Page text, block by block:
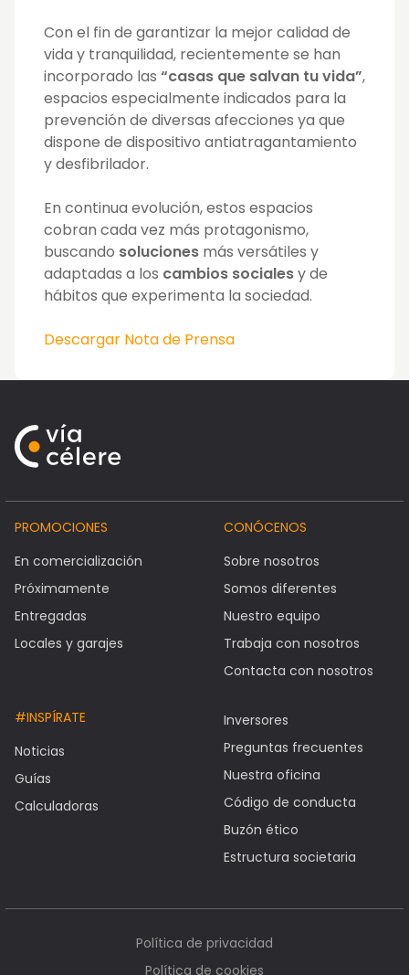
Con el fin de garantizar la mejor calidad de
vida y tranquilidad, recientemente se han
incorporado las “casas que salvan tu vida”,
espacios especialmente indicados para la
prevención de diversas afecciones ya que
dispone de dispositivo antiatragantamiento
y desfibrilador.
En continua evolución, estos espacios
cobran cada vez más protagonismo,
buscando soluciones más versátiles y
adaptadas a los cambios socialesy de
hábitos que experimenta la sociedad.
Descargar Nota de Prensa
PROMOCIONES
En comercialización
Próximamente
Entregadas
Locales y garajes
CONÓCENOS
Sobre nosotros
Somos diferentes
Nuestro equipo
Trabaja con nosotros
Contacta con nosotros
#INSPÍRATE
Noticias
Guías
Calculadoras
Inversores
Preguntas frecuentes
Nuestra oficina
Código de conducta
Buzón ético
Estructura societaria
Política de privacidad
Política de cookies